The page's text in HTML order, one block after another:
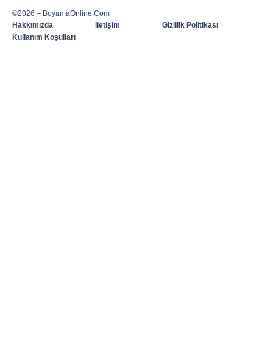
©2026 – BoyamaOnline.Com
Hakkımızda
| İletişim | Gizlilik Politikası
|
Kullanım Koşulları